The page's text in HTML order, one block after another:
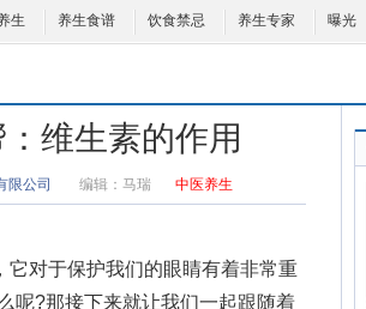
生 养生食谱 饮食禁忌 养生专家 曝光
维生素的作用
限公司 编辑： 马瑞 中医养生
它对于保护我们的眼睛有着非常重
呢?那接下来就让我们一起跟随着